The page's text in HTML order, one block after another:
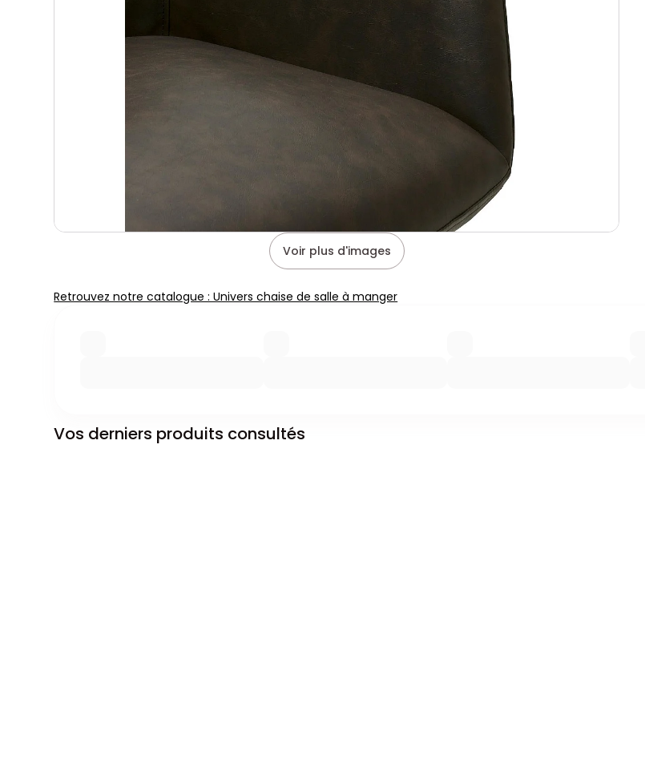
Voir plus d'images
Retrouvez notre catalogue : Univers chaise de salle à manger
Vos derniers produits consultés